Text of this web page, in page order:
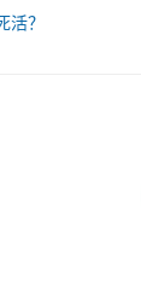
活？